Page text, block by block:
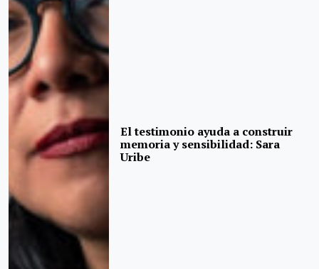
El testimonio ayuda a construir
memoria y sensibilidad: Sara
Uribe